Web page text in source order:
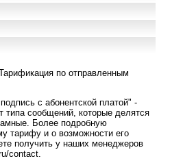
по отправленным
с абонентской платой" -
типа сообщений, которые делятся
Более подробную
тарифу и о возможности его
получить у наших менеджеров
contact.